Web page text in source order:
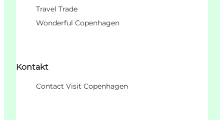
Travel Trade
Wonderful Copenhagen
Kontakt
Contact Visit Copenhagen